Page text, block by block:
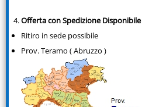
Offerta con Spedizione Disponibile
Ritiro in sede possibile
Prov. Teramo ( Abruzzo )